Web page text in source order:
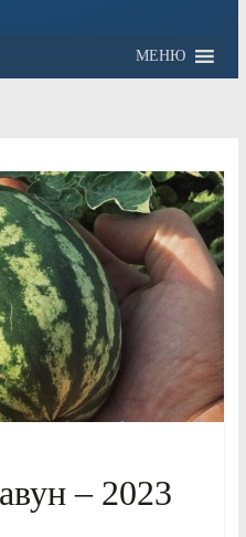
МЕНЮ
– 2023